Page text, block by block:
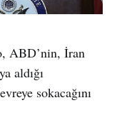
ABD’nin, İran
aldığı
sokacağını